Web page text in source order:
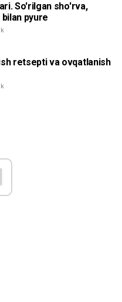
So'rilgan sho'rva,
pyure
retsepti va ovqatlanish